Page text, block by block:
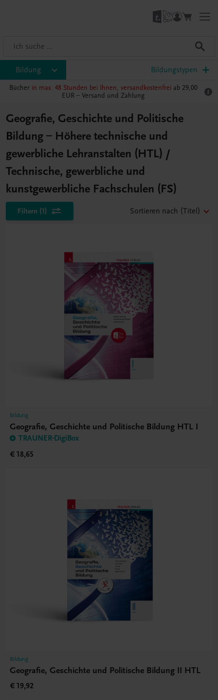
Bildung Bildungstypen
Bücher in max. 48 Stunden bei Ihnen, versandkostenfrei ab 29,00
EUR – Versand und Zahlung
Geografie, Geschichte und Politische
Bildung – Höhere technische und
gewerbliche Lehranstalten (HTL) /
Technische, gewerbliche und
kunstgewerbliche Fachschulen (FS)
Filtern (1) Sortieren nach (Titel)
Bildung
Geografie, Geschichte und Politische Bildung HTL I
TRAUNER-DigiBox
€ 18,65
Bildung
Geografie, Geschichte und Politische Bildung II HTL
€ 19,92